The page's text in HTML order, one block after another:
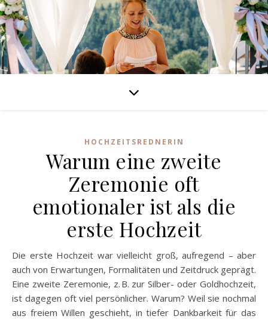
HOCHZEITSREDNERIN
Warum eine zweite
Zeremonie oft
emotionaler ist als die
erste Hochzeit
Die erste Hochzeit war vielleicht groß, aufregend – aber
auch von Erwartungen, Formalitäten und Zeitdruck geprägt.
Eine zweite Zeremonie, z. B. zur Silber- oder Goldhochzeit,
ist dagegen oft viel persönlicher. Warum? Weil sie nochmal
aus freiem Willen geschieht, in tiefer Dankbarkeit für das